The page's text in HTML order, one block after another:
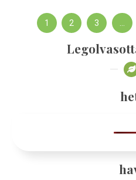
1 2 3 …